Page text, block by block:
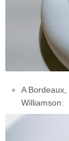
A Bordeaux,
Williamson: